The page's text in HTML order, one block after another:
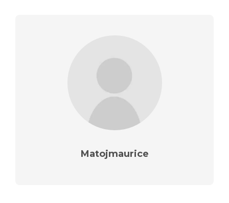
Matojmaurice